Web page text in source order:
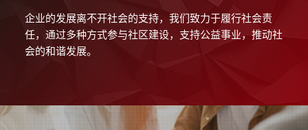
企业的发展离不开社会的支持，我们致力于履行社会责
任，通过多种方式参与社区建设，支持公益事业，推动社
会的和谐发展。